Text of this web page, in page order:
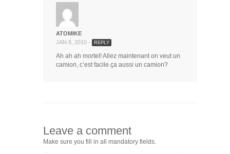
ATOMIKE
JAN 8, 2010 -
REPLY
Ah ah ah mortel! Allez maintenant on veut un
camion, c’est facile ça aussi un camion?
Leave a comment
Make sure you fill in all mandatory fields.